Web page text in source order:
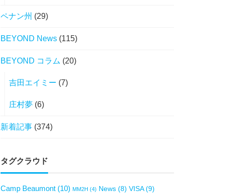
ペナン州 (29)
BEYOND News (115)
BEYOND コラム (20)
吉田エイミー (7)
庄村夢 (6)
新着記事 (374)
タグクラウド
Camp Beaumont (10) MM2H (4) News (8) VISA(9)